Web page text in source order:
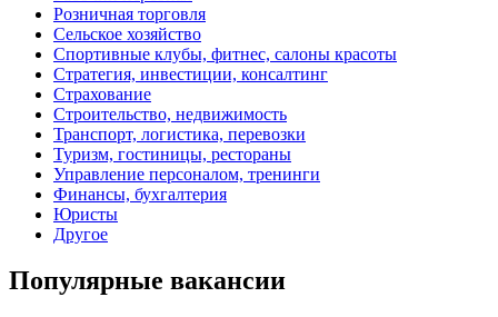
Розничная торговля
Сельское хозяйство
Спортивные клубы, фитнес, салоны красоты
Стратегия, инвестиции, консалтинг
Страхование
Строительство, недвижимость
Транспорт, логистика, перевозки
Туризм, гостиницы, рестораны
Управление персоналом, тренинги
Финансы, бухгалтерия
Юристы
Другое
Популярные вакансии